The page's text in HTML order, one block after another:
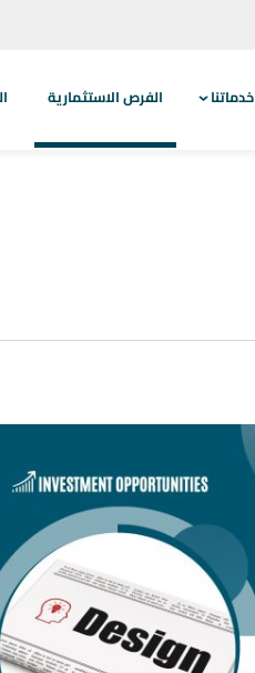
خدماتنا الفرص الاستثمارية